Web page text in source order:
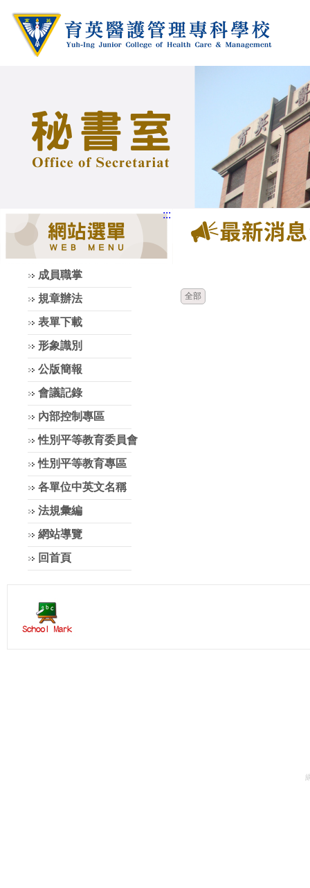
成員職掌
規章辦法
表單下載
形象識別
公版簡報
會議記錄
內部控制專區
性別平等教育委員會
性別平等教育專區
各單位中英文名稱
法規彙編
網站導覽
回首頁
:::
全部